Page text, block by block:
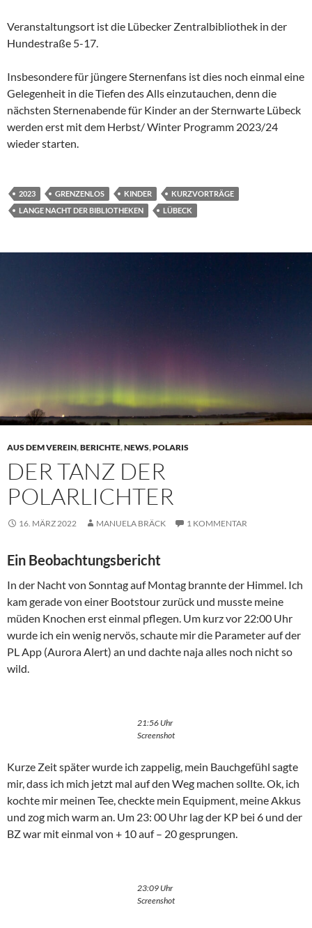
Veranstaltungsort ist die Lübecker Zentralbibliothek in der
Hundestraße 5-17.
Insbesondere für jüngere Sternenfans ist dies noch einmal eine
Gelegenheit in die Tiefen des Alls einzutauchen, denn die
nächsten Sternenabende für Kinder an der Sternwarte Lübeck
werden erst mit dem Herbst/ Winter Programm 2023/24
wieder starten.
2023 GRENZENLOS KINDER
KURZVORTRÄGE
LANGE NACHT DER BIBLIOTHEKEN
LÜBECK
AUS DEM VEREIN,BERICHTE,NEWS,POLARIS
DER TANZ DER
POLARLICHTER
16. MÄRZ 2022 MANUELA BRÄCK 1 KOMMENTAR
Ein Beobachtungsbericht
In der Nacht von Sonntag auf Montag brannte der Himmel. Ich
kam gerade von einer Bootstour zurück und musste meine
müden Knochen erst einmal pflegen. Um kurz vor 22:00 Uhr
wurde ich ein wenig nervös, schaute mir die Parameter auf der
PL App (Aurora Alert) an und dachte naja alles noch nicht so
wild.
21:56 Uhr
Screenshot
Kurze Zeit später wurde ich zappelig, mein Bauchgefühl sagte
mir, dass ich mich jetzt mal auf den Weg machen sollte. Ok, ich
kochte mir meinen Tee, checkte mein Equipment, meine Akkus
und zog mich warm an. Um 23: 00 Uhr lag der KP bei 6 und der
BZ war mit einmal von + 10 auf – 20 gesprungen.
23:09 Uhr
Screenshot